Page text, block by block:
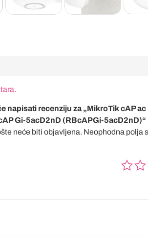
napisati recenziju za „MikroTik cAP ac
Gi-5acD2nD (RBcAPGi-5acD2nD)“
neće biti objavljena. Neophodna polja